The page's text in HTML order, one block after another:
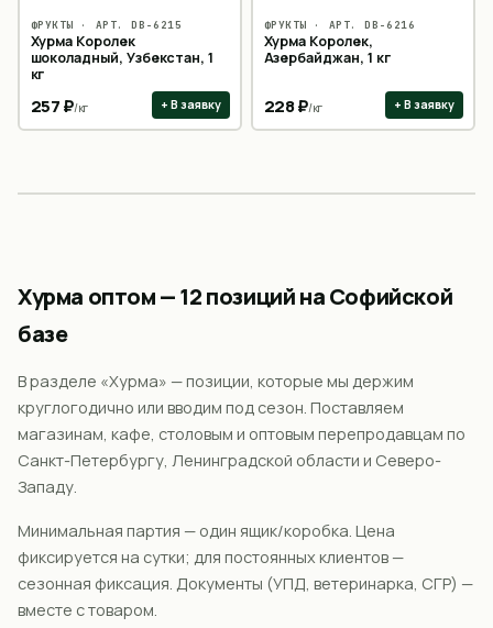
ФРУКТЫ · АРТ.DB-6215
Хурма Королек
шоколадный, Узбекстан, 1
кг
257₽/кг + В заявку
ФРУКТЫ · АРТ.DB-6216
Хурма Королек,
Азербайджан, 1 кг
228₽/кг + В заявку
Хурма оптом —12позиций на Софийской
базе
В разделе «Хурма» — позиции, которые мы держим
круглогодично или вводим под сезон. Поставляем
магазинам, кафе, столовым и оптовым перепродавцам по
Санкт-Петербургу, Ленинградской области и Северо-
Западу.
Минимальная партия — один ящик/коробка . Цена
фиксируется на сутки; для постоянных клиентов —
сезонная фиксация. Документы (УПД, ветеринарка, СГР) —
вместе с товаром.